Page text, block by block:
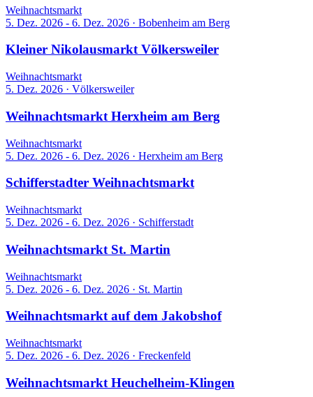
Weihnachtsmarkt
5. Dez. 2026 - 6. Dez. 2026 · Bobenheim am Berg
Kleiner Nikolausmarkt Völkersweiler
Weihnachtsmarkt
5. Dez. 2026 · Völkersweiler
Weihnachtsmarkt Herxheim am Berg
Weihnachtsmarkt
5. Dez. 2026 - 6. Dez. 2026 · Herxheim am Berg
Schifferstadter Weihnachtsmarkt
Weihnachtsmarkt
5. Dez. 2026 - 6. Dez. 2026 · Schifferstadt
Weihnachtsmarkt St. Martin
Weihnachtsmarkt
5. Dez. 2026 - 6. Dez. 2026 · St. Martin
Weihnachtsmarkt auf dem Jakobshof
Weihnachtsmarkt
5. Dez. 2026 - 6. Dez. 2026 · Freckenfeld
Weihnachtsmarkt Heuchelheim-Klingen